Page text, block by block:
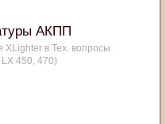
АКПП
XLighter в Тех. вопросы
450, 470)